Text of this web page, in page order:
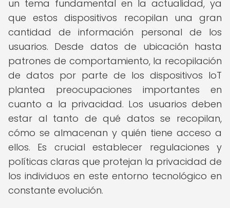
un tema fundamental en la actualidad, ya
que estos dispositivos recopilan una gran
cantidad de información personal de los
usuarios. Desde datos de ubicación hasta
patrones de comportamiento, la recopilación
de datos por parte de los dispositivos IoT
plantea preocupaciones importantes en
cuanto a la privacidad. Los usuarios deben
estar al tanto de qué datos se recopilan,
cómo se almacenan y quién tiene acceso a
ellos. Es crucial establecer regulaciones y
políticas claras que protejan la privacidad de
los individuos en este entorno tecnológico en
constante evolución.